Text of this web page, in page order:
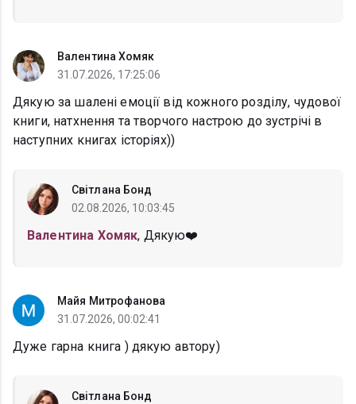
Валентина Хомяк
31.07.2026, 17:25:06
Дякую за шалені емоції від кожного розділу, чудової
книги, натхнення та творчого настрою до зустрічі в
наступних книгах історіях))
Світлана Бонд
02.08.2026, 10:03:45
Валентина Хомяк, Дякую❤️
Майя Митрофанова
31.07.2026, 00:02:41
Дуже гарна книга ) дякую автору)
Світлана Бонд